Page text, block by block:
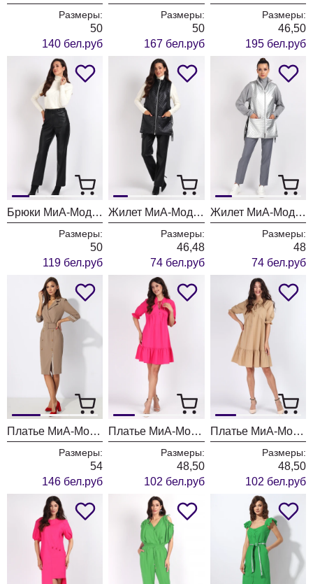
Размеры:
50
140 бел.руб
Размеры:
50
167 бел.руб
Размеры:
46,50
195 бел.руб
Брюки МиА-Мода 1495 черный
Размеры:
50
119 бел.руб
Жилет МиА-Мода 1480-1
Размеры:
46,48
74 бел.руб
Жилет МиА-Мода 1480
Размеры:
48
74 бел.руб
Платье МиА-Мода 1483-2
Размеры:
54
146 бел.руб
Платье МиА-Мода 1454-2
Размеры:
48,50
102 бел.руб
Платье МиА-Мода 1454
Размеры:
48,50
102 бел.руб